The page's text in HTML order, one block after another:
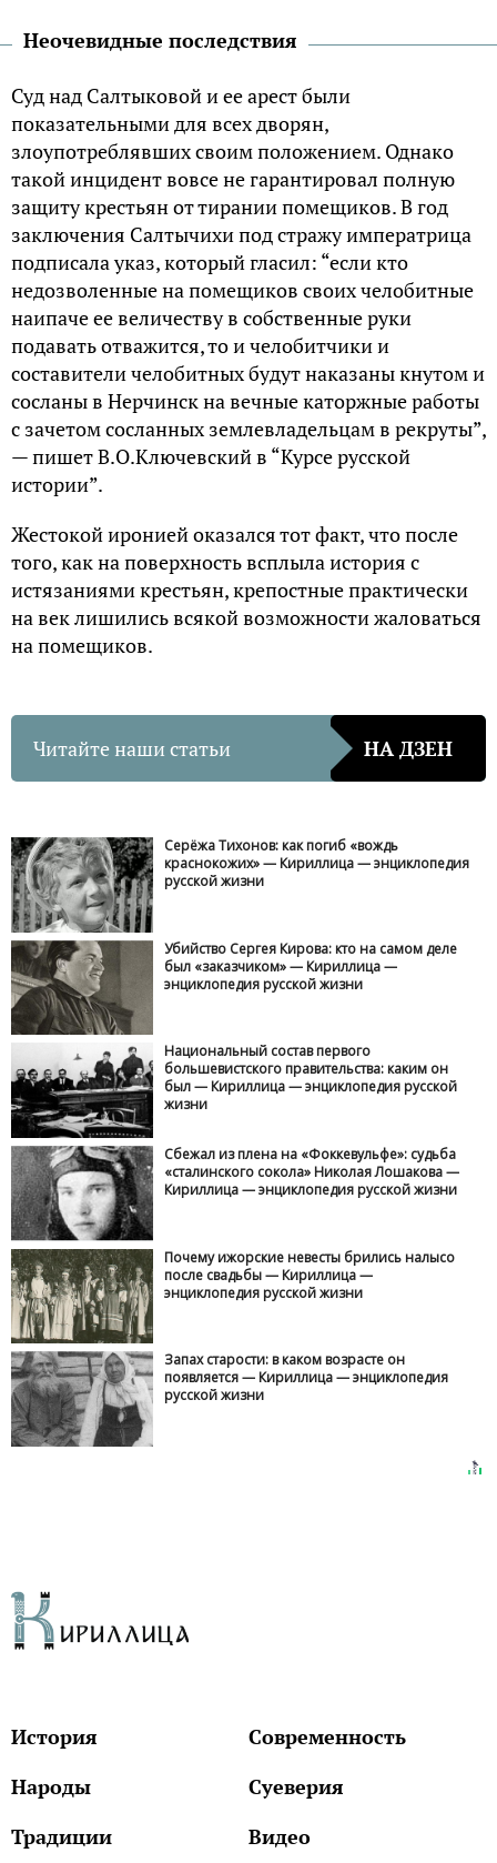
Неочевидные последствия
Суд над Салтыковой и ее арест были
показательными для всех дворян,
злоупотреблявших своим положением. Однако
такой инцидент вовсе не гарантировал полную
защиту крестьян от тирании помещиков. В год
заключения Салтычихи под стражу императрица
подписала указ, который гласил: “если кто
недозволенные на помещиков своих челобитные
наипаче ее величеству в собственные руки
подавать отважится, то и челобитчики и
составители челобитных будут наказаны кнутом и
сосланы в Нерчинск на вечные каторжные работы
с зачетом сосланных землевладельцам в рекруты”,
— пишет В.О.Ключевский в “Курсе русской
истории”.
Жестокой иронией оказался тот факт, что после
того, как на поверхность всплыла история с
истязаниями крестьян, крепостные практически
на век лишились всякой возможности жаловаться
на помещиков.
Читайте наши статьи НА ДЗЕН
Серёжа Тихонов: как погиб «вождь
краснокожих» — Кириллица — энциклопедия
русской жизни
Убийство Сергея Кирова: кто на самом деле
был «заказчиком» — Кириллица —
энциклопедия русской жизни
Национальный состав первого
большевистского правительства: каким он
был — Кириллица — энциклопедия русской
жизни
Сбежал из плена на «Фоккевульфе»: судьба
«сталинского сокола» Николая Лошакова —
Кириллица — энциклопедия русской жизни
Почему ижорские невесты брились налысо
после свадьбы — Кириллица —
энциклопедия русской жизни
Запах старости: в каком возрасте он
появляется — Кириллица — энциклопедия
русской жизни
История
Современность
Народы
Суеверия
Традиции
Видео